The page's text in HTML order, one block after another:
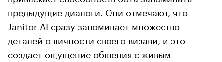
предыдущие диалоги. Они отмечают, что
Janitor AI сразу запоминает множество
деталей о личности своего визави, и это
создает ощущение общения с живым